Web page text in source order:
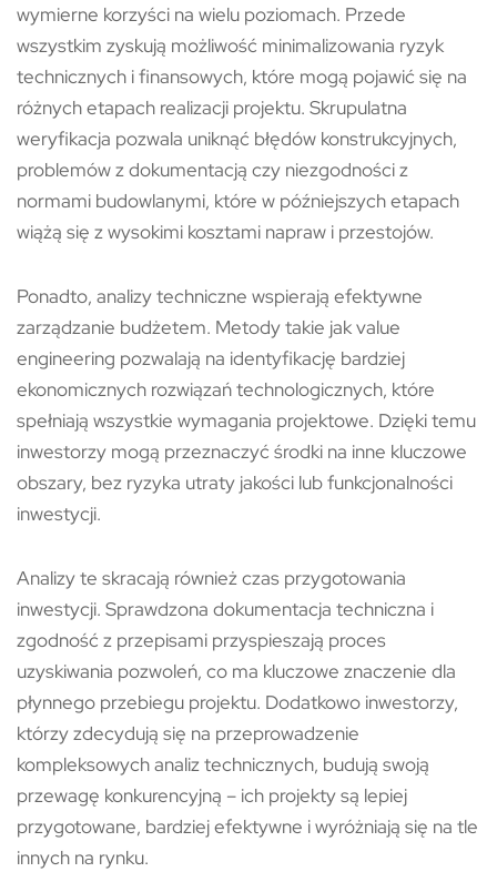
wymierne korzyści na wielu poziomach. Przede
wszystkim zyskują możliwość minimalizowania ryzyk
technicznych i finansowych, które mogą pojawić się na
różnych etapach realizacji projektu. Skrupulatna
weryfikacja pozwala uniknąć błędów konstrukcyjnych,
problemów z dokumentacją czy niezgodności z
normami budowlanymi, które w późniejszych etapach
wiążą się z wysokimi kosztami napraw i przestojów.
Ponadto, analizy techniczne wspierają efektywne
zarządzanie budżetem. Metody takie jak value
engineering pozwalają na identyfikację bardziej
ekonomicznych rozwiązań technologicznych, które
spełniają wszystkie wymagania projektowe. Dzięki temu
inwestorzy mogą przeznaczyć środki na inne kluczowe
obszary, bez ryzyka utraty jakości lub funkcjonalności
inwestycji.
Analizy te skracają również czas przygotowania
inwestycji. Sprawdzona dokumentacja techniczna i
zgodność z przepisami przyspieszają proces
uzyskiwania pozwoleń, co ma kluczowe znaczenie dla
płynnego przebiegu projektu. Dodatkowo inwestorzy,
którzy zdecydują się na przeprowadzenie
kompleksowych analiz technicznych, budują swoją
przewagę konkurencyjną – ich projekty są lepiej
przygotowane, bardziej efektywne i wyróżniają się na tle
innych na rynku.